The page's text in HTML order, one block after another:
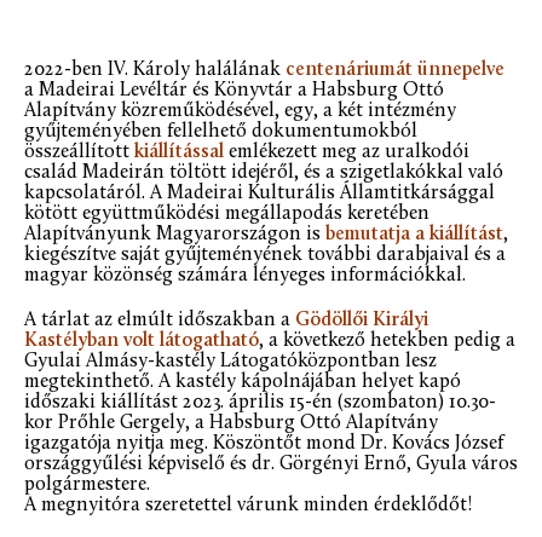
2022-ben IV. Károly halálának centenáriumát ünnepelve
a Madeirai Levéltár és Könyvtár a Habsburg Ottó
Alapítvány közreműködésével, egy, a két intézmény
gyűjteményében fellelhető dokumentumokból
összeállított kiállítással emlékezett meg az uralkodói
család Madeirán töltött idejéről, és a szigetlakókkal való
kapcsolatáról. A Madeirai Kulturális Államtitkársággal
kötött együttműködési megállapodás keretében
Alapítványunk Magyarországon is bemutatja a kiállítást,
kiegészítve saját gyűjteményének további darabjaival és a
magyar közönség számára lényeges információkkal.
A tárlat az elmúlt időszakban a Gödöllői Királyi
Kastélyban volt látogatható, a következő hetekben pedig a
Gyulai Almásy-kastély Látogatóközpontban lesz
megtekinthető. A kastély kápolnájában helyet kapó
időszaki kiállítást 2023. április 15-én (szombaton) 10.30-
kor Prőhle Gergely, a Habsburg Ottó Alapítvány
igazgatója nyitja meg. Köszöntőt mond Dr. Kovács József
országgyűlési képviselő és dr. Görgényi Ernő, Gyula város
polgármestere.
A megnyitóra szeretettel várunk minden érdeklődőt!